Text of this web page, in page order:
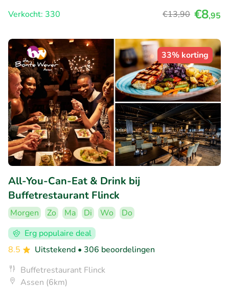
Verkocht: 330
€13,90 €8,95
33% korting
All-You-Can-Eat & Drink bij
Buffetrestaurant Flinck
Morgen Zo Ma Di Wo
Do
Erg populaire deal
8.5
Uitstekend • 306 beoordelingen
Buffetrestaurant Flinck
Assen (6km)